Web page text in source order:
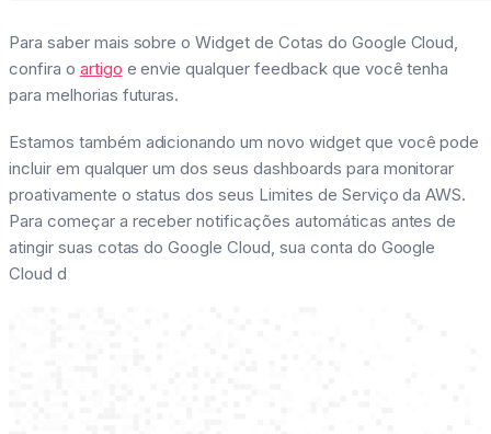
Para saber mais sobre o Widget de Cotas do Google Cloud,
confira o artigo e envie qualquer feedback que você tenha
para melhorias futuras.
Estamos também adicionando um novo widget que você pode
incluir em qualquer um dos seus dashboards para monitorar
proativamente o status dos seus Limites de Serviço da AWS.
Para começar a receber notificações automáticas antes de
atingir suas cotas do Google Cloud, sua conta do Google
Cloud d